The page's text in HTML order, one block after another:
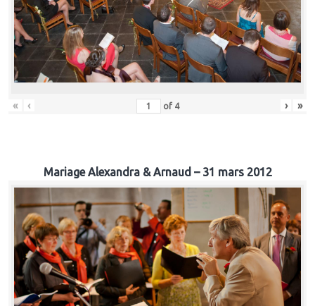
« ‹ of 4 › »
Mariage Alexandra & Arnaud – 31 mars 2012